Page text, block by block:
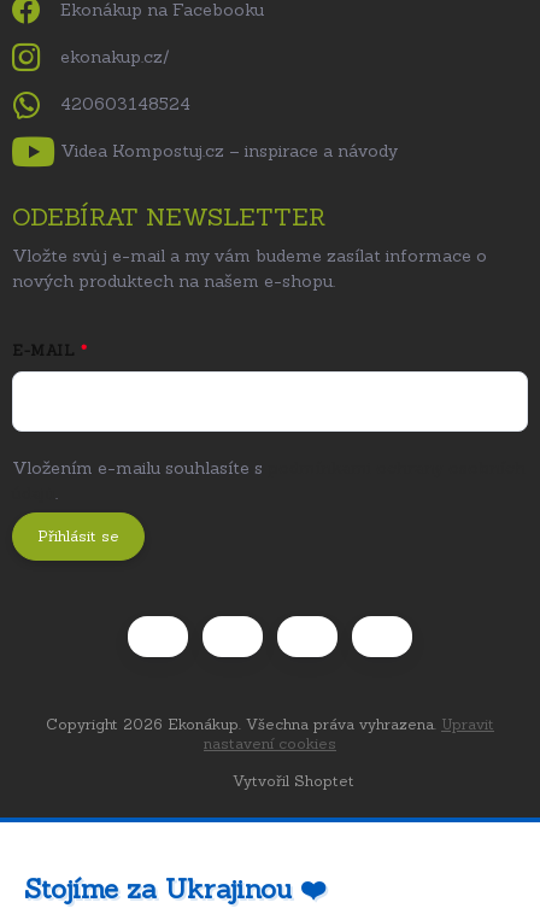
Ekonákup na Facebooku
ekonakup.cz/
420603148524
Videa Kompostuj.cz – inspirace a návody
ODEBÍRAT NEWSLETTER
Vložte svůj e-mail a my vám budeme zasílat informace o
nových produktech na našem e-shopu.
E-MAIL
Vložením e-mailu souhlasíte s
.
Přihlásit se
Vytvořil Shoptet
Copyright 2026 Ekonákup. Všechna práva vyhrazena. Upravit
nastavení cookies
Stojíme za Ukrajinou ❤️